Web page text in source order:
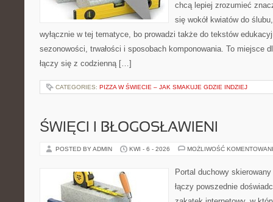
chcą lepiej zrozumieć
się wokół kwiatów do
wyłącznie w tej tematyce, bo prowadzi także do tekstów
sezonowości, trwałości i sposobach komponowania. To miejsce
łączy się z codzienną […]
CATEGORIES: PIZZA W ŚWIECIE – JAK SMAKUJE GDZIE INDZIEJ
ŚWIĘCI I BŁOGOSŁAWIENI
POSTED BY ADMIN KWI - 6 - 2026 MOŻLIWOŚĆ
Portal duchowy
łączy powszednie